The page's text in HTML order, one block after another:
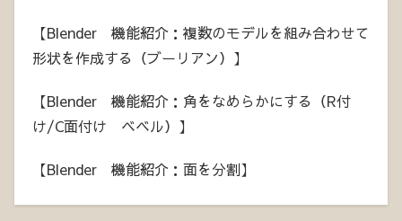
【Blender 機能紹介：複数のモデルを組み合わせて
形状を作成する（ブーリアン）】
【Blender 機能紹介：角をなめらかにする（R付
け/C面付け ベベル）】
【Blender 機能紹介：面を分割】